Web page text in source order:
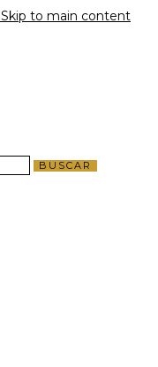
Skip to main content
BUSCAR